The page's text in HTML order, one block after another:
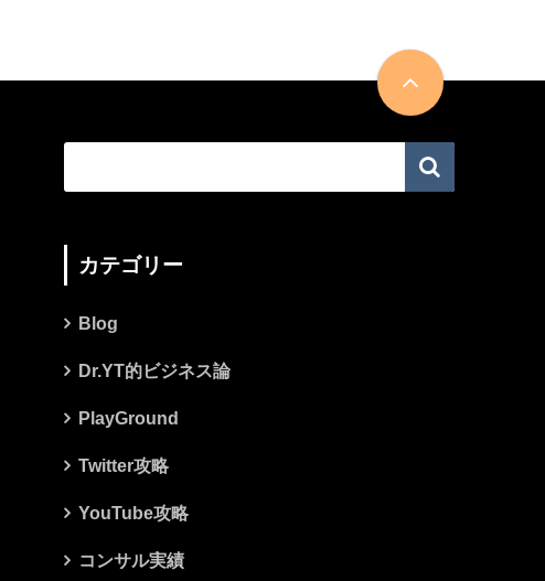
カテゴリー
Blog
Dr.YT的ビジネス論
PlayGround
Twitter攻略
YouTube攻略
コンサル実績